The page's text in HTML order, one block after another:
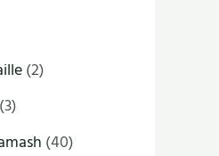
(2)
(3)
(40)